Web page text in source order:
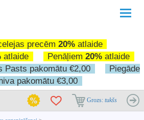
precēm 20%atlaide
atlaide Penāļiem 20% atlaide
Pasts pakomātu €2,00
Piegāde
pakomātu €3,00
Grozs: tukšs